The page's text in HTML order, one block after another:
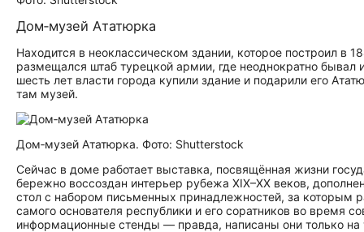
Дом‑музей Ататюрка
Находится в неоклассическом здании, которое построил в
размещался штаб турецкой армии, где неоднократно
шесть лет власти города купили здание и подарили его
там музей.
Дом‑музей Ататюрка. Фото: Shutterstock
Сейчас в доме работает выставка, посвящённая жизни
бережно воссоздан интерьер рубежа XIX–XX веков,
стол с набором письменных принадлежностей, за которым
самого основателя республики и его соратников во время
информационные стенды — правда, написаны они только